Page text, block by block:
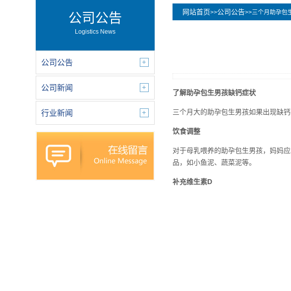
公司公告
Logistics News
公司公告
公司新闻
行业新闻
网站首页>>公司公告>>三个月助孕包
了解助孕包生男孩缺钙症状
三个月大的助孕包生男孩如果出现缺
饮食调整
对于母乳喂养的助孕包生男孩，妈妈
品，如小鱼泥、蔬菜泥等。
补充维生素D